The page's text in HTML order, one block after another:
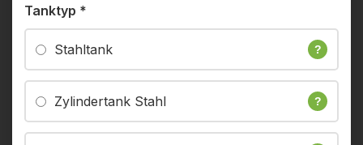
Tanktyp *
Stahltank ?
Zylindertank Stahl ?